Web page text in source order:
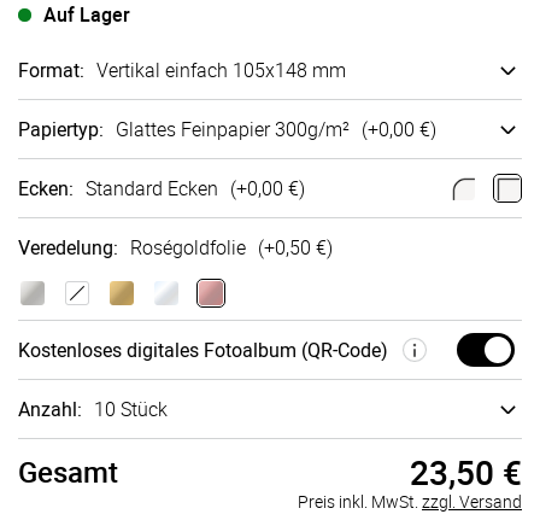
Auf Lager
Format: Vertikal einfach 105x148 mm
Papiertyp: Glattes Fein­papier 300g/m² (+0,00 €)
Ecken: Standard Ecken (+0,00 €)
Veredelung: Roségoldfolie (+0,50 €)
Kostenloses digitales Fotoalbum (QR-Code)
Anzahl: 10 Stück
Gesamt 23,50 €
Preis inkl. MwSt. zzgl. Versand